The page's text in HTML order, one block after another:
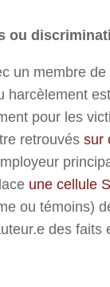
ou
un membre
harcèlement
pour les
retrouvés sur
une cellule
ou témoins)
des